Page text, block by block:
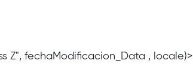
Z", fechaModificacion_Data , locale)>